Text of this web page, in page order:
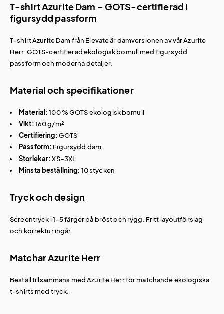
T-shirt Azurite Dam – GOTS-certifierad i
figursydd passform
T-shirt Azurite Dam från Elevate är damversionen av vårAzurite
Herr. GOTS-certifierad ekologisk bomull med figursydd
passform och moderna detaljer.
Material och specifikationer
Material:100 % GOTS ekologisk bomull
Vikt:160 g/m²
Certifiering:GOTS
Passform: Figursydd dam
Storlekar:XS–3XL
Minsta beställning: 10 stycken
Tryck och design
Screentryck i 1–5 färger på bröst och rygg. Fritt layoutförslag
och korrektur ingår.
Matchar Azurite Herr
Beställ tillsammans medAzurite Herrför matchande ekologiska
t-shirts med tryck.